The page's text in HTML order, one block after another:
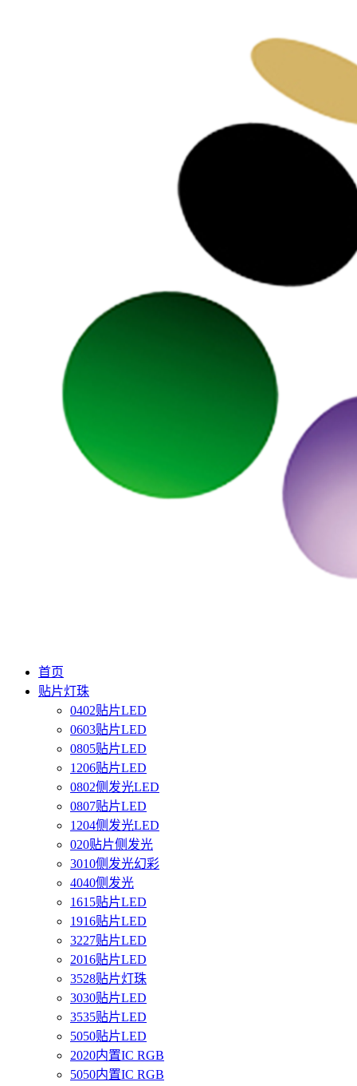
首页
贴片灯珠
0402贴片LED
0603贴片LED
0805贴片LED
1206贴片LED
0802侧发光LED
0807贴片LED
1204侧发光LED
020贴片侧发光
3010侧发光幻彩
4040侧发光
1615贴片LED
1916贴片LED
3227贴片LED
2016贴片LED
3528贴片灯珠
3030贴片LED
3535贴片LED
5050贴片LED
2020内置IC RGB
5050内置IC RGB